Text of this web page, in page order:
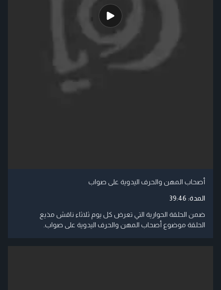
أصحاب المهن والحرف اليدوية على صواب
المدة: 39:46
ضمن الحلقة الحوارية التي تعرض كل يوم ثلاثاء ناقش مذيع
الحلقة موضوع أصحاب المهن والحرف اليدوية على صواب.